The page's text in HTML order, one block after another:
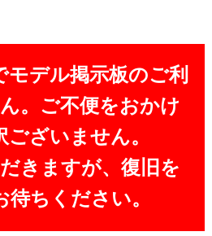
モデル掲示板のご利
。ご不便をおかけ
ございません。
きますが、復旧を
待ちください。